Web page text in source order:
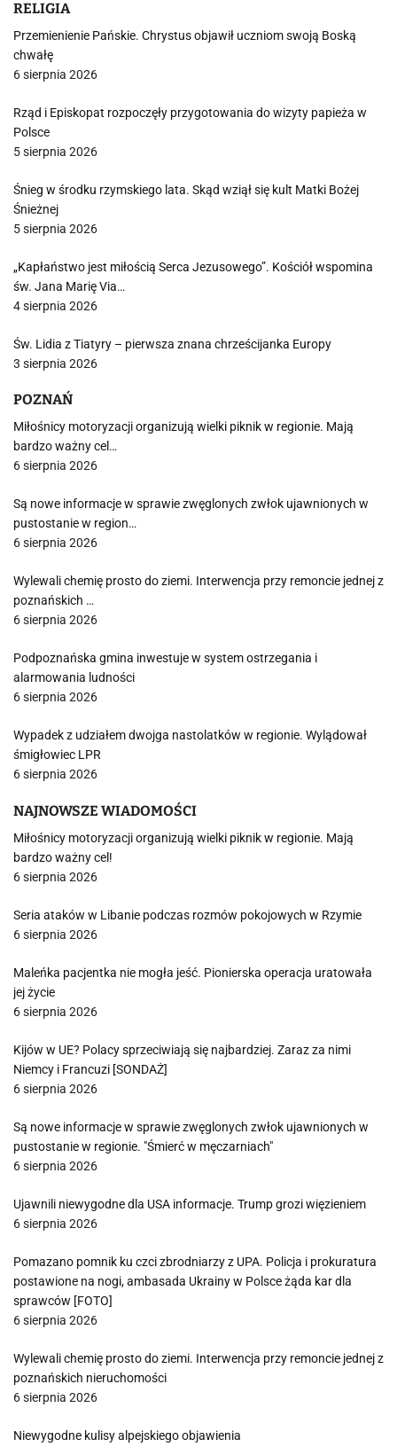
RELIGIA
Przemienienie Pańskie. Chrystus objawił uczniom swoją Boską
chwałę
6 sierpnia 2026
Rząd i Episkopat rozpoczęły przygotowania do wizyty papieża w
Polsce
5 sierpnia 2026
Śnieg w środku rzymskiego lata. Skąd wziął się kult Matki Bożej
Śnieżnej
5 sierpnia 2026
„Kapłaństwo jest miłością Serca Jezusowego”. Kościół wspomina
św. Jana Marię Via…
4 sierpnia 2026
Św. Lidia z Tiatyry – pierwsza znana chrześcijanka Europy
3 sierpnia 2026
POZNAŃ
Miłośnicy motoryzacji organizują wielki piknik w regionie. Mają
bardzo ważny cel…
6 sierpnia 2026
Są nowe informacje w sprawie zwęglonych zwłok ujawnionych w
pustostanie w region…
6 sierpnia 2026
Wylewali chemię prosto do ziemi. Interwencja przy remoncie jednej z
poznańskich …
6 sierpnia 2026
Podpoznańska gmina inwestuje w system ostrzegania i
alarmowania ludności
6 sierpnia 2026
Wypadek z udziałem dwojga nastolatków w regionie. Wylądował
śmigłowiec LPR
6 sierpnia 2026
NAJNOWSZE WIADOMOŚCI
Miłośnicy motoryzacji organizują wielki piknik w regionie. Mają
bardzo ważny cel!
6 sierpnia 2026
Seria ataków w Libanie podczas rozmów pokojowych w Rzymie
6 sierpnia 2026
Maleńka pacjentka nie mogła jeść. Pionierska operacja uratowała
jej życie
6 sierpnia 2026
Kijów w UE? Polacy sprzeciwiają się najbardziej. Zaraz za nimi
Niemcy i Francuzi [SONDAŻ]
6 sierpnia 2026
Są nowe informacje w sprawie zwęglonych zwłok ujawnionych w
pustostanie w regionie. "Śmierć w męczarniach"
6 sierpnia 2026
Ujawnili niewygodne dla USA informacje. Trump grozi więzieniem
6 sierpnia 2026
Pomazano pomnik ku czci zbrodniarzy z UPA. Policja i prokuratura
postawione na nogi, ambasada Ukrainy w Polsce żąda kar dla
sprawców [FOTO]
6 sierpnia 2026
Wylewali chemię prosto do ziemi. Interwencja przy remoncie jednej z
poznańskich nieruchomości
6 sierpnia 2026
Niewygodne kulisy alpejskiego objawienia